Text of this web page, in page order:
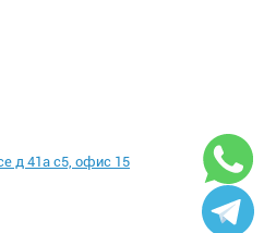
д 41а с5, офис 15